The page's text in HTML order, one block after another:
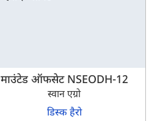
माउंटेड ऑफसेट NSEODH-12
स्वान एग्रो
डिस्क हैरो
पूछताछ के लिए *